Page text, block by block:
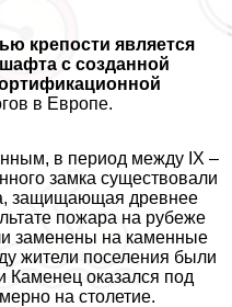
крепости является
с созданной
в Европе.
в период между IX –
замка существовали
защищающая древнее
пожара на рубеже
заменены на каменные
жители поселения были
Каменец оказался под
на столетие.